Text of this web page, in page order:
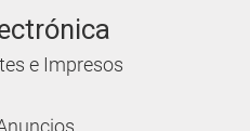
e Impresos